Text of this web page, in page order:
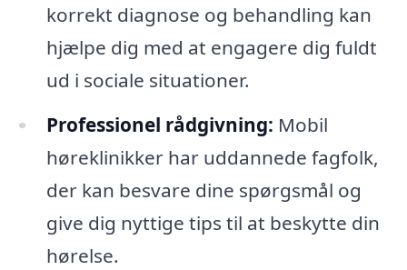
korrekt diagnose og behandling kan
hjælpe dig med at engagere dig fuldt
ud i sociale situationer.
Professionel rådgivning: Mobil
høreklinikker har uddannede fagfolk,
der kan besvare dine spørgsmål og
give dig nyttige tips til at beskytte din
hørelse.